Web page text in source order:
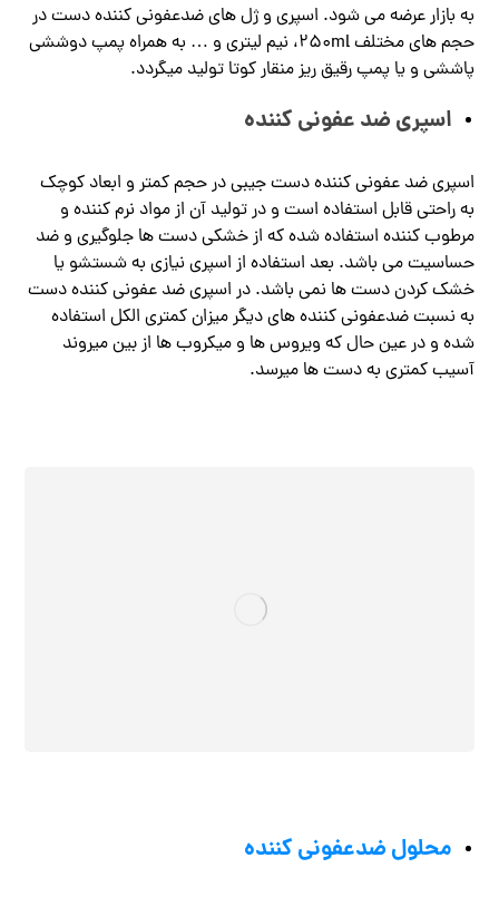
به بازار عرضه می شود. اسپری و ژل های ضدعفونی کننده دست در
حجم های مختلف ۲۵۰ml، نیم لیتری و … به همراه پمپ دوششی
پاششی و یا پمپ رقیق ریز منقار کوتا تولید میگردد.
اسپری ضد عفونی کننده
اسپری ضد عفونی کننده دست جیبی در حجم کمتر و ابعاد کوچک
به راحتی قابل استفاده است و در تولید آن از مواد نرم کننده و
مرطوب کننده استفاده شده که از خشکی دست ها جلوگیری و ضد
حساسیت می باشد. بعد استفاده از اسپری نیازی به شستشو یا
خشک کردن دست ها نمی باشد. در اسپری ضد عفونی کننده دست
به نسبت ضدعفونی کننده های دیگر میزان کمتری الکل استفاده
شده و در عین حال که ویروس ها و میکروب ها از بین میروند
آسیب کمتری به دست ها میرسد.
محلول ضدعفونی کننده